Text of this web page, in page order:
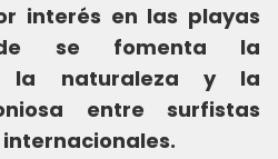
interés en las playas
se fomenta la
la naturaleza y la
entre surfistas